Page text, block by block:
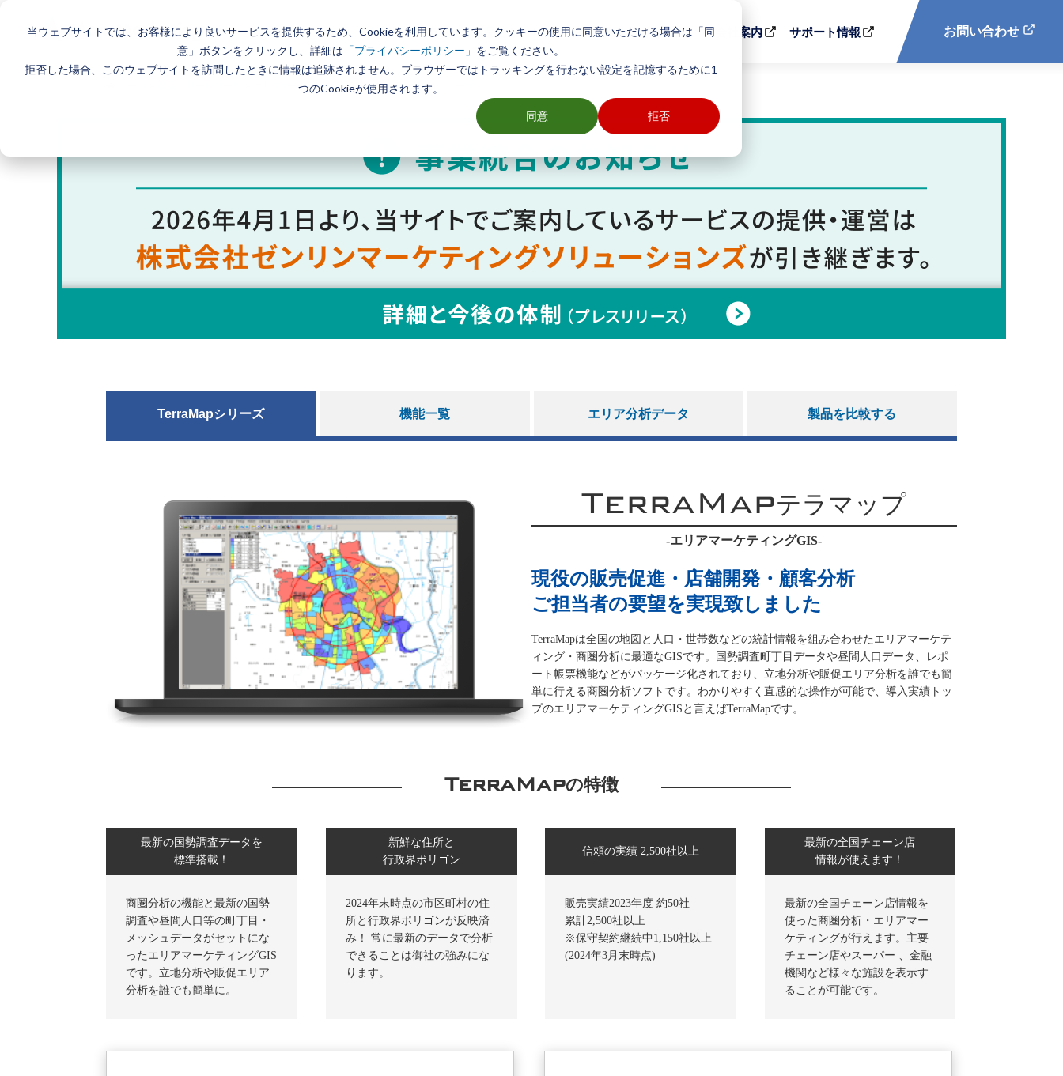
当ウェブサイトでは、お客様により良いサービスを提供するため、Cookieを利用しています。クッキーの使用に同意いただける場合は「同
意」ボタンをクリックし、詳細は 「プライバシーポリシー」 をご覧ください。
拒否した場合、このウェブサイトを訪問したときに情報は追跡されません。ブラウザーではトラッキングを行わない設定を記憶するために1
つのCookieが使用されます。
同意 拒否
初めての方へ 製品とサービス 導入事例 活用方法 会社案内 サポート情報 お問い合わせ
エリアマーケティングGISソフト TerraMapシリーズ
TerraMapシリーズ 機能一覧 エリア分析データ 製品を比較する
TerraMapテラマップ
-エリアマーケティングGIS-
現役の販売促進・店舗開発・顧客分析
ご担当者の要望を実現致しました
TerraMapは全国の地図と人口・世帯数などの統計情報を組み合わせたエリアマーケテ
ィング・商圏分析に最適なGISです。国勢調査町丁目データや昼間人口データ、レポ
ート帳票機能などがパッケージ化されており、立地分析や販促エリア分析を誰でも簡
単に行える商圏分析ソフトです。わかりやすく直感的な操作が可能で、導入実績トッ
プのエリアマーケティングGISと言えばTerraMapです。
TerraMapの特徴
最新の国勢調査データを
標準搭載！
商圏分析の機能と最新の国勢
調査や昼間人口等の町丁目・
メッシュデータがセットにな
ったエリアマーケティングGIS
です。立地分析や販促エリア
分析を誰でも簡単に。
新鮮な住所と
行政界ポリゴン
2024年末時点の市区町村の住
所と行政界ポリゴンが反映済
み！ 常に最新のデータで分析
できることは御社の強みにな
ります。
信頼の実績 2,500社以上
販売実績2023年度 約50社
累計2,500社以上
※保守契約継続中1,150社以上
(2024年3月末時点)
最新の全国チェーン店
情報が使えます！
最新の全国チェーン店情報を
使った商圏分析・エリアマー
ケティングが行えます。主要
チェーン店やスーパー 、金融
機関など様々な施設を表示す
ることが可能です。